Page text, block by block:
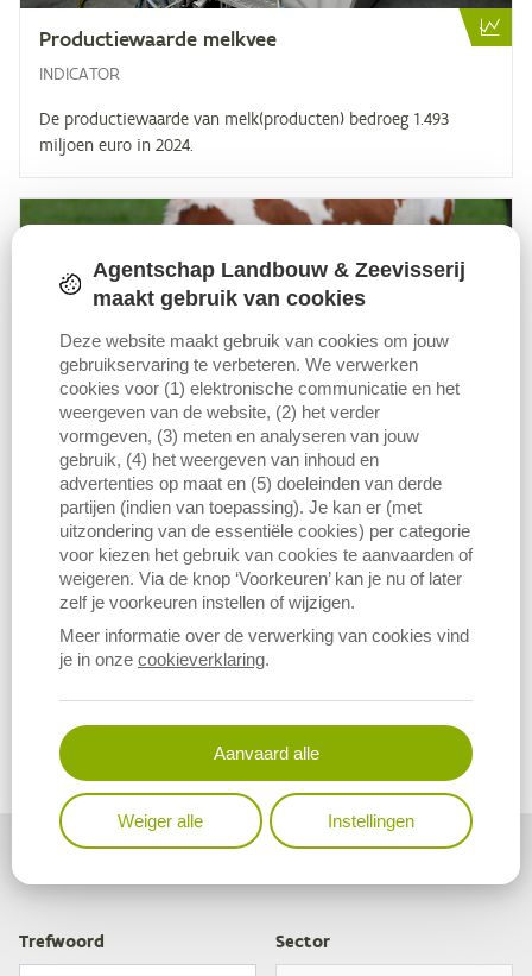
Pro­duc­tie­waar­de melkvee
INDICATOR
De productiewaarde van melk(producten) bedroeg 1.493
miljoen euro in 2024.
Kunst­mest­ge­bruik melk­vee: kalium
INDICATOR
Het geschatte totale kaliumkunstmestgebruik door de
gespecialiseerde melkveebedrijven bedraagt 3,6 miljoen kg K
in 2024.
Paginering
1-8van15 1 2 Volgende >
Publicaties melkveesector
Tref­woord Sec­tor
Agentschap Landbouw & Zeevisserij
maakt gebruik van cookies
Deze website maakt gebruik van cookies om jouw
gebruikservaring te verbeteren. We verwerken
cookies voor (1) elektronische communicatie en het
weergeven van de website, (2) het verder
vormgeven, (3) meten en analyseren van jouw
gebruik, (4) het weergeven van inhoud en
advertenties op maat en (5) doeleinden van derde
partijen (indien van toepassing). Je kan er (met
uitzondering van de essentiële cookies) per categorie
voor kiezen het gebruik van cookies te aanvaarden of
weigeren. Via de knop ‘Voorkeuren’ kan je nu of later
zelf je voorkeuren instellen of wijzigen.
Meer informatie over de verwerking van cookies vind
je in onze cookieverklaring.
Aanvaard alle
Weiger alle Instellingen